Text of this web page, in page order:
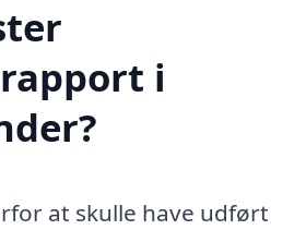
i
at skulle have udført